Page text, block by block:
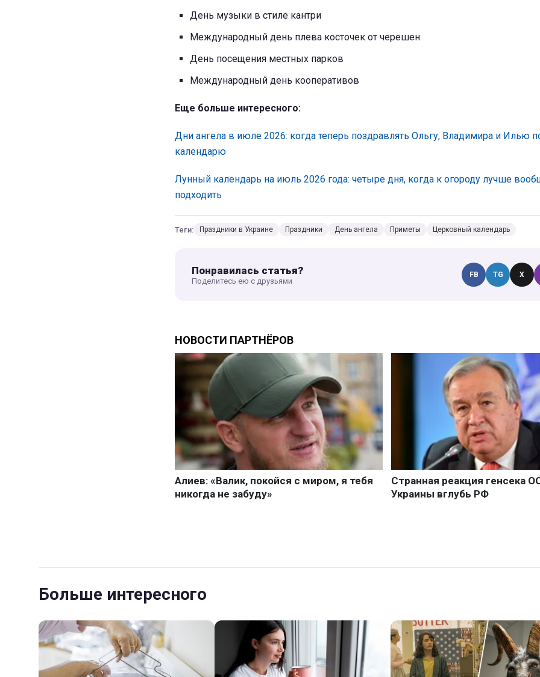
День музыки в стиле кантри
Международный день плева косточек от черешен
День посещения местных парков
Международный день кооперативов
Еще больше интересного:
Дни ангела в июле 2026: когда теперь поздравлять Ольгу, Владимира и Илью
календарю
Лунный календарь на июль 2026 года: четыре дня, когда к огороду лучше
подходить
Теги: Праздники в Украине Праздники День ангела Приметы Церковный календарь
Понравилась статья?
Поделитесь ею с друзьями
FB TG X
Больше интересного